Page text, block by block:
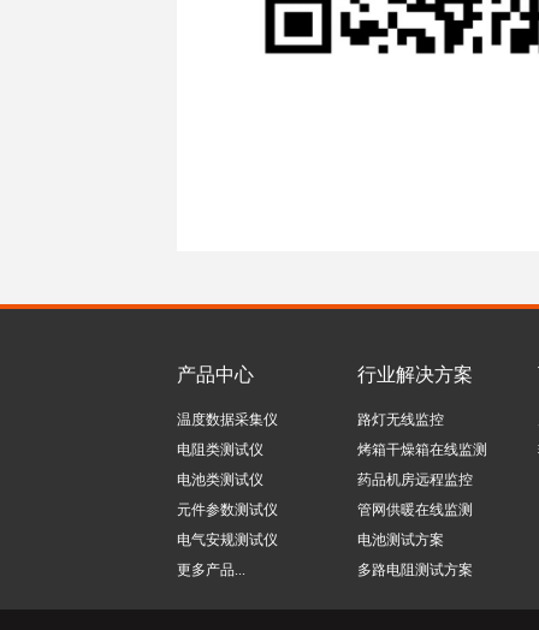
产品中心
温度数据采集仪
电阻类测试仪
电池类测试仪
元件参数测试仪
电气安规测试仪
更多产品...
行业解决方案
路灯无线监控
烤箱干燥箱在线监测
药品机房远程监控
管网供暖在线监测
电池测试方案
多路电阻测试方案